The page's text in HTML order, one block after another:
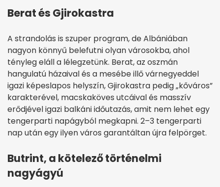
Berat és Gjirokastra
A strandolás is szuper program, de Albániában
nagyon könnyű belefutni olyan városokba, ahol
tényleg eláll a lélegzetünk. Berat, az oszmán
hangulatú házaival és a mesébe illő várnegyeddel
igazi képeslapos helyszín, Gjirokastra pedig „kőváros”
karakterével, macskaköves utcáival és masszív
erődjével igazi balkáni időutazás, amit nem lehet egy
tengerparti napágyból megkapni. 2–3 tengerparti
nap után egy ilyen város garantáltan újra felpörget.
Butrint, a kötelező történelmi
nagyágyú